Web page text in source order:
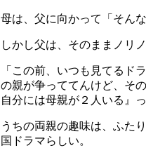
母は、父に向かって「そん
しかし父は、そのままノリ
「この前、いつも見てるド
の親が争っててんけど、そ
自分には母親が２人いる』
うちの両親の趣味は、ふた
国ドラマらしい。